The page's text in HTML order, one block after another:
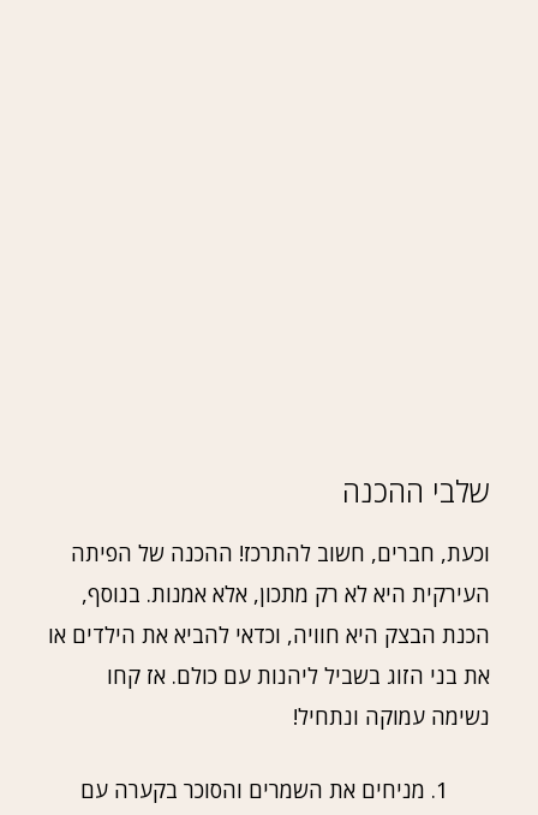
שלבי ההכנה
וכעת, חברים, חשוב להתרכז! ההכנה של הפיתה
העירקית היא לא רק מתכון, אלא אמנות. בנוסף,
הכנת הבצק היא חוויה, וכדאי להביא את הילדים או
את בני הזוג בשביל ליהנות עם כולם. אז קחו
נשימה עמוקה ונתחיל!
מניחים את השמרים והסוכר בקערה עם